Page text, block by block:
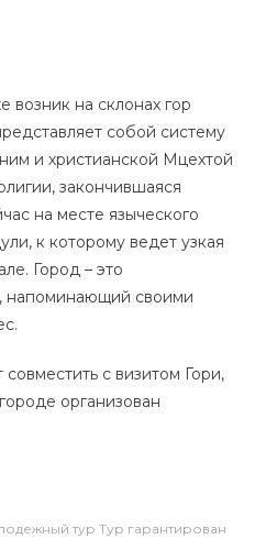
на склонах гор
собой систему
и христианской Мцехтой
закончившаяся
на месте языческого
к которому ведет узкая
Город – это
напоминающий своими
с визитом Гори,
организован
тур Тур гарантирован